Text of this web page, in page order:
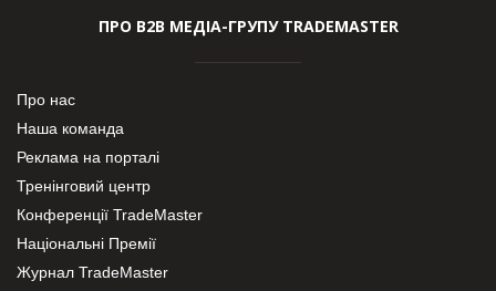
ПРО В2В МЕДІА-ГРУПУ TRADEMASTER
Про нас
Наша команда
Реклама на порталі
Тренінговий центр
Конференції TradeMaster
Національні Премії
Журнал TradeMaster